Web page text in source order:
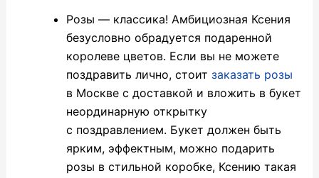
Розы — классика! Амбициозная Ксения
безусловно обрадуется подаренной
королеве цветов. Если вы не можете
поздравить лично, стоит заказать розы
в Москве с доставкой и вложить в букет
неординарную открытку
с поздравлением. Букет должен быть
ярким, эффектным, можно подарить
розы в стильной коробке, Ксению такая